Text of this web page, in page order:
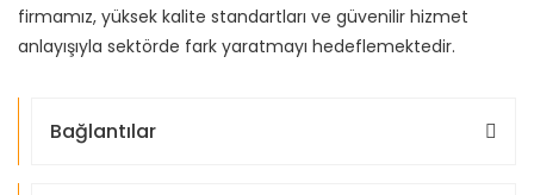
firmamız, yüksek kalite standartları ve güvenilir hizmet
anlayışıyla sektörde fark yaratmayı hedeflemektedir.
Bağlantılar